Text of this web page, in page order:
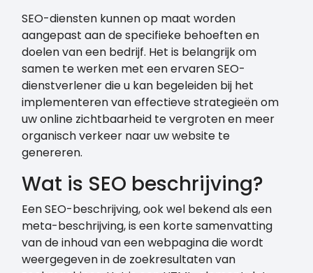
SEO-diensten kunnen op maat worden
aangepast aan de specifieke behoeften en
doelen van een bedrijf. Het is belangrijk om
samen te werken met een ervaren SEO-
dienstverlener die u kan begeleiden bij het
implementeren van effectieve strategieën om
uw online zichtbaarheid te vergroten en meer
organisch verkeer naar uw website te
genereren.
Wat is SEO beschrijving?
Een SEO-beschrijving, ook wel bekend als een
meta-beschrijving, is een korte samenvatting
van de inhoud van een webpagina die wordt
weergegeven in de zoekresultaten van